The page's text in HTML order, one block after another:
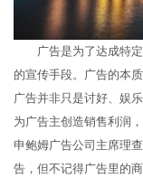
广告是为了达成特定
的宣传手段。广告的本
广告并非只是讨好、娱
为广告主创造销售利润
申鲍姆广告公司主席理
告，但不记得广告里的